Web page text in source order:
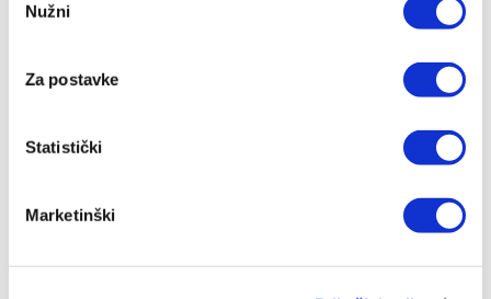
pristanka
Nužni
Za postavke
Statistički
Marketinški